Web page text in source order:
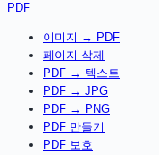
PDF
이미지 → PDF
페이지 삭제
PDF → 텍스트
PDF → JPG
PDF → PNG
PDF 만들기
PDF 보호